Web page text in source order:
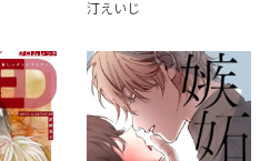
汀えいじ